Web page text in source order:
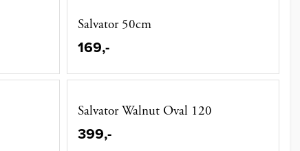
Salvator 50cm
169,-
Salvator Walnut Oval 120
399,-